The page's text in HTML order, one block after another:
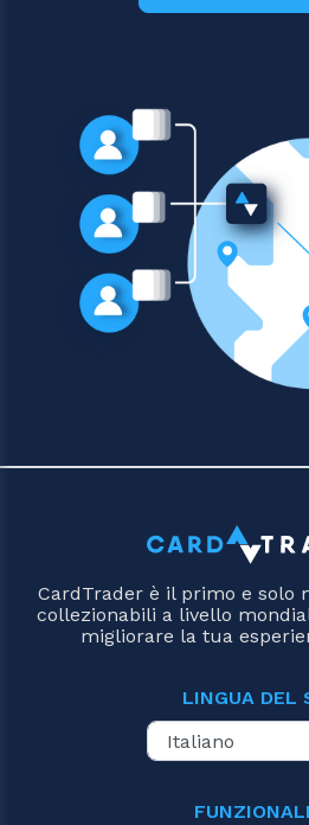
CardTrader è il primo e solo
collezionabili a livello
migliorare la tua
LINGUA DEL